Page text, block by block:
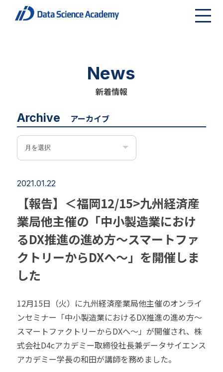
News
新着情報
2021.01.22
【報告】＜福岡12/15>九州経済産
業局他主催の「中小製造業におけ
るDX推進の進め方～スマートファ
クトリーからDXへ～」を開催しま
した
12月15日（火）に九州経済産業局他主催のオンライ
ンセミナー「中小製造業におけるDX推進の進め方～
スマートファクトリーからDXへ～」が開催され、株
式会社D4cアカデミー取締役社長兼データサイエンス
アカデミー学長の和田が講師を務めました。
Archive アーカイブ